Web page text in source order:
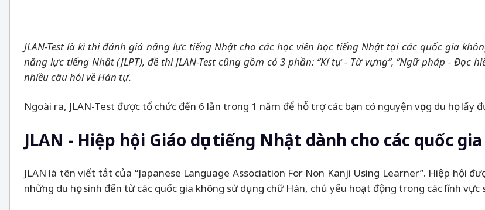
JLAN-Test là kì thi đánh giá năng lực tiếng Nhật cho các học viên học tiếng Nhật tại các quốc gia
năng lực tiếng Nhật (JLPT), đề thi JLAN-Test cũng gồm có 3 phần: “Kí tự - Từ vựng”, “Ngữ pháp - Đọc
nhiều câu hỏi về Hán tự.
Ngoài ra, JLAN-Test được tổ chức đến 6 lần trong 1 năm để hỗ trợ các bạn có nguyện vọng du học
JLAN - Hiệp hội Giáo dục tiếng Nhật dành cho các quốc
JLAN là tên viết tắt của “Japanese Language Association For Non Kanji Using Learner”. Hiệp hội
những du học sinh đến từ các quốc gia không sử dụng chữ Hán, chủ yếu hoạt động trong các lĩnh vực